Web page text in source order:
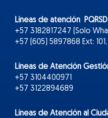
Líneas de atención
+57 3182817247 (Solo
+57 (605) 5897868 Ext: 101,
Líneas de Atención
+57 3104400971
+57 3122894689
Líneas de Atención al